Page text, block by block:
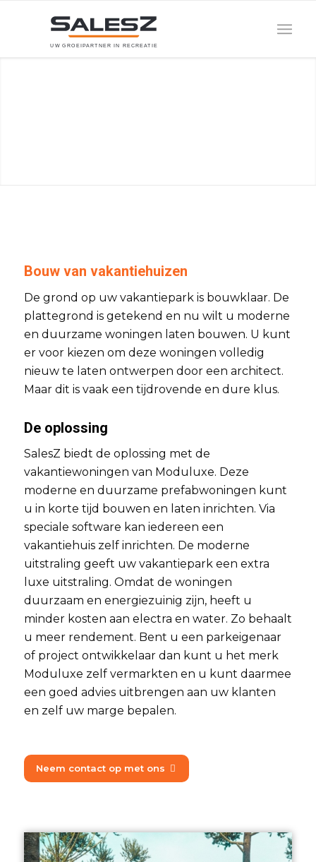
U W G RO E PA RT N E R N R EC R EAT E
Bouw van vakantiehuizen
De grond op uw vakantiepark is bouwklaar. De
plattegrond is getekend en nu wilt u moderne
en duurzame woningen laten bouwen. U kunt
er voor kiezen om deze woningen volledig
nieuw te laten ontwerpen door een architect.
Maar dit is vaak een tijdrovende en dure klus.
De oplossing
SalesZ biedt de oplossing met de
vakantiewoningen van Moduluxe. Deze
moderne en duurzame prefabwoningen kunt
u in korte tijd bouwen en laten inrichten. Via
speciale software kan iedereen een
vakantiehuis zelf inrichten. De moderne
uitstraling geeft uw vakantiepark een extra
luxe uitstraling. Omdat de woningen
duurzaam en energiezuinig zijn, heeft u
minder kosten aan electra en water. Zo behaalt
u meer rendement. Bent u een parkeigenaar
of project ontwikkelaar dan kunt u het merk
Moduluxe zelf vermarkten en u kunt daarmee
een goed advies uitbrengen aan uw klanten
en zelf uw marge bepalen.
Neem contact op met ons